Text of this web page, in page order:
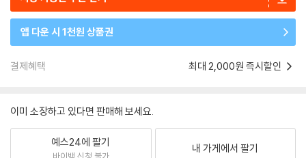
앱 다운 시 1천원 상품권
결제혜택 최대 2,000원 즉시할인
이미 소장하고 있다면 판매해 보세요.
예스24에 팔기
바이백 신청 불가
내 가게에서 팔기